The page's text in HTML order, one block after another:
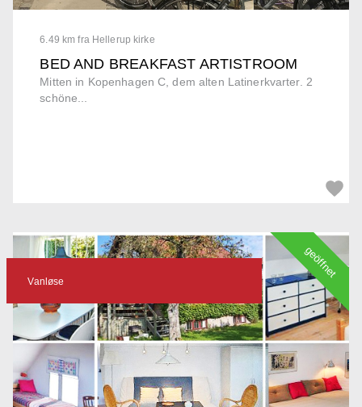
6.49 km fra Hellerup kirke
BED AND BREAKFAST ARTISTROOM
Mitten in Kopenhagen C, dem alten Latinerkvarter. 2
schöne...
Vanløse
geöffnet